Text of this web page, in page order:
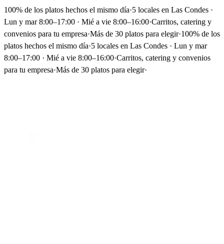
100% de los platos hechos el mismo día·5 locales en Las Condes ·
Lun y mar 8:00–17:00 · Mié a vie 8:00–16:00·Carritos, catering y
convenios para tu empresa·Más de 30 platos para elegir·100% de los
platos hechos el mismo día·5 locales en Las Condes · Lun y mar
8:00–17:00 · Mié a vie 8:00–16:00·Carritos, catering y convenios
para tu empresa·Más de 30 platos para elegir·